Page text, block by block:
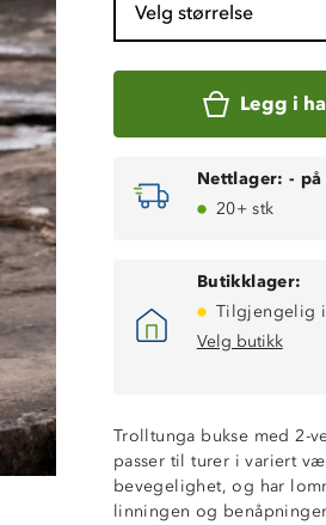
Velg størrelse
Legg i
Nettlager: -
20+ stk
Butikklager:
Tilgjengelig
Velg butikk
Trolltunga bukse med 2-
passer til turer i variert
bevegelighet, og har
linningen og
Vanntett (30 000 mm
Fukttransporterende
Vindtett
Meshfôr